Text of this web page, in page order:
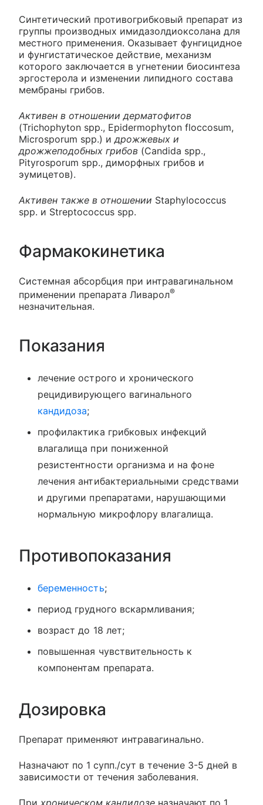
Синтетический противогрибковый препарат из
группы производных имидазолдиоксолана для
местного применения. Оказывает фунгицидное
и фунгистатическое действие, механизм
которого заключается в угнетении биосинтеза
эргостерола и изменении липидного состава
мембраны грибов.
Активен в отношении дерматофитов
(Trichophyton spp., Epidermophyton floccosum,
Microsporum spp.) идрожжевых и
дрожжеподобных грибов (Candida spp.,
Pityrosporum spp., диморфных грибов и
эумицетов).
Активен также в отношении Staphylococcus
spp. и Streptococcus spp.
Фармакокинетика
Системная абсорбция при интравагинальном
применении препарата Ливарол®
незначительная.
Показания
лечение острого и хронического
рецидивирующего вагинального
кандидоза;
профилактика грибковых инфекций
влагалища при пониженной
резистентности организма и на фоне
лечения антибактериальными средствами
и другими препаратами, нарушающими
нормальную микрофлору влагалища.
Противопоказания
беременность;
период грудного вскармливания;
возраст до 18 лет;
повышенная чувствительность к
компонентам препарата.
Дозировка
Препарат применяют интравагинально.
Назначают по 1 супп./сут в течение 3-5 дней в
зависимости от течения заболевания.